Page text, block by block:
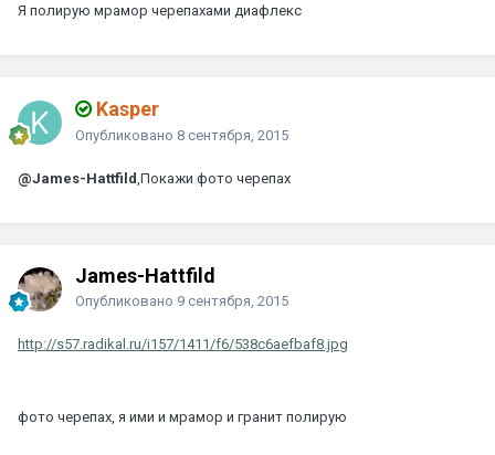
Я полирую мрамор черепахами диафлекс
Kasper
Опубликовано 8 сентября, 2015
@James-Hattfild ,Покажи фото черепах
James-Hattfild
Опубликовано 9 сентября, 2015
http://s57.radikal.ru/i157/1411/f6/538c6aefbaf8.jpg
фото черепах, я ими и мрамор и гранит полирую